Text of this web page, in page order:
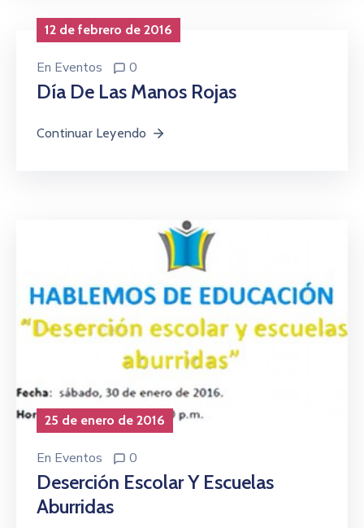
12 de febrero de 2016
En Eventos 0
Día De Las Manos Rojas
Continuar Leyendo
25 de enero de 2016
En Eventos 0
Deserción Escolar Y Escuelas
Aburridas